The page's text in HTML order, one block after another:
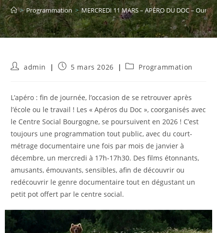
> Programmation > MERCREDI 11 MARS – APÉRO DU DOC – Ours
Auteur/autrice
publication :
admin
Publication
5 mars 2026
PostProgrammation
L’apéro : fin de journée, l’occasion de se retrouver après
l’école ou le travail ! Les « Apéros du Doc », coorganisés avec
le Centre Social Bourgogne, se poursuivent en 2026 ! C’est
toujours une programmation tout public, avec du court-
métrage documentaire une fois par mois de janvier à
décembre, un mercredi à 17h-17h30. Des ﬁlms étonnants,
amusants, émouvants, sensibles, aﬁn de découvrir ou
redécouvrir le genre documentaire tout en dégustant un
petit pot offert par le centre social.